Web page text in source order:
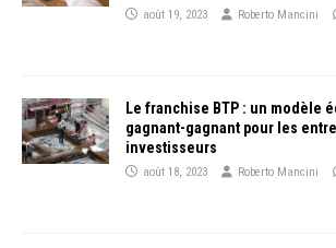
août 19, 2023 Roberto Mancini
Le franchise BTP : un modèle
gagnant-gagnant pour les
investisseurs
août 18, 2023 Roberto Mancini